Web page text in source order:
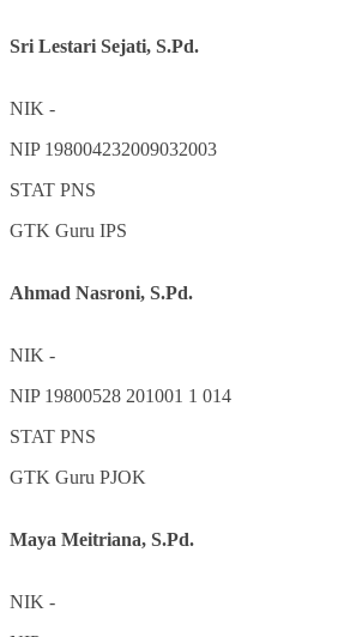
Sri Lestari Sejati, S.Pd.
NIK -
NIP 198004232009032003
STAT PNS
GTK Guru IPS
Ahmad Nasroni, S.Pd.
NIK -
NIP 19800528 201001 1 014
STAT PNS
GTK Guru PJOK
Maya Meitriana, S.Pd.
NIK -